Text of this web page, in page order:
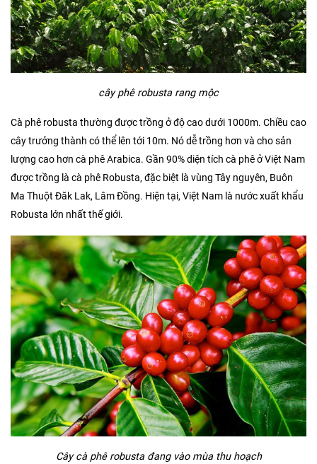
cây phê robusta rang mộc
Cà phê robusta thường được trồng ở độ cao dưới 1000m. Chiều cao
cây trưởng thành có thể lên tới 10m. Nó dễ trồng hơn và cho sản
lượng cao hơn cà phê Arabica. Gần 90% diện tích cà phê ở Việt Nam
được trồng là cà phê Robusta, đặc biệt là vùng Tây nguyên, Buôn
Ma Thuột Đăk Lak, Lâm Đồng. Hiện tại, Việt Nam là nước xuất khẩu
Robusta lớn nhất thế giới.
Cây cà phê robusta đang vào mùa thu hoạch